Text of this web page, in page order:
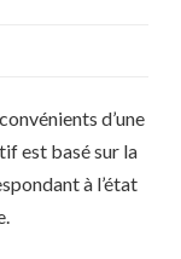
d’une
est basé sur la
à l’état